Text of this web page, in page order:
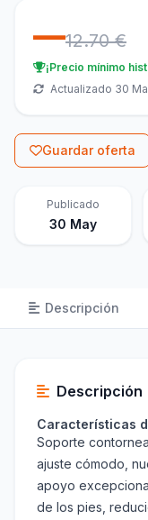
—12.70 €
¡Precio mínimo
Actualizado 30
Guardar oferta
Publicado
30 May
Descripción
Descripción
Características
Soporte
ajuste cómodo,
apoyo
de los pies,